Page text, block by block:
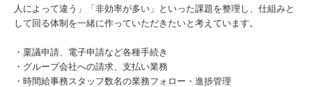
人によって違う」「非効率が多い」といった課題を整理し、仕組みと
して回る体制を一緒に作っていただきたいと考えています。
・稟議申請、電子申請など各種手続き
・グループ会社への請求、支払い業務
・時間給事務スタッフ数名の業務フォロー・進捗管理